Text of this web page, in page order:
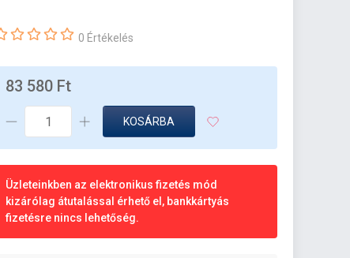
0 Értékelés
83 580 Ft
KOSÁRBA
Üzleteinkben az elektronikus fizetés mód
kizárólag átutalással érhető el, bankkártyás
fizetésre nincs lehetőség.